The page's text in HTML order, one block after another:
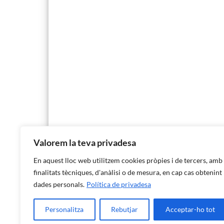
Valorem la teva privadesa
En aquest lloc web utilitzem cookies pròpies i de tercers, amb
finalitats tècniques, d'anàlisi o de mesura, en cap cas obtenint
dades personals. Política de privadesa
Personalitza Rebutjar Acceptar-ho tot